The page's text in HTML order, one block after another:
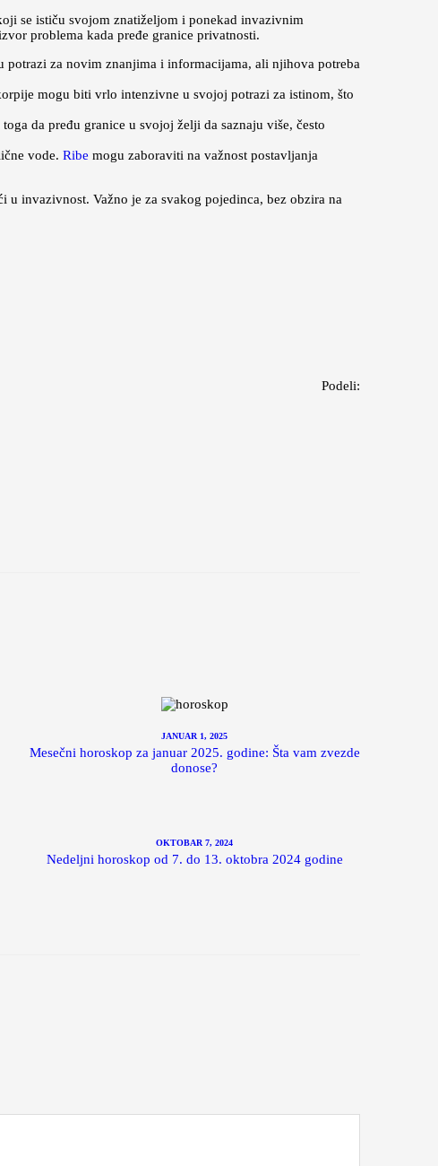
se ističu svojom znatiželjom i ponekad invazivnim
problema kada pređe granice privatnosti.
potrazi za novim znanjima i informacijama, ali njihova potreba
mogu biti vrlo intenzivne u svojoj potrazi za istinom, što
da pređu granice u svojoj želji da saznaju više, često
vode. Ribe mogu zaboraviti na važnost postavljanja
invazivnost. Važno je za svakog pojedinca, bez obzira na
Podeli:
JANUAR 1, 2025
Mesečni horoskop za januar 2025. godine: Šta vam zvezde
donose?
OKTOBAR 7, 2024
Nedeljni horoskop od 7. do 13. oktobra 2024 godine